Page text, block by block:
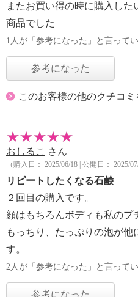
またお買い得の時に購入した
商品でした
1人が「参考になった」と言って
参考になった
このお客様の他のクチコミ
おしるこ さん
（購入日： 2025/06/18 | 公開日： 2025/07/
リピートしたくなる石鹸
２回目の購入です。
顔はもちろんボディも私のプ
もっちり、たっぷりの泡が
す。
2人が「参考になった」と言って
参考になった